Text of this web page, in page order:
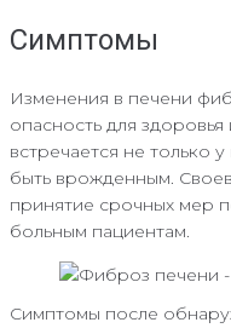
Симптомы
Изменения в печени
опасность для
встречается не только
быть врожденным.
принятие срочных мер
больным пациентам.
Симптомы после